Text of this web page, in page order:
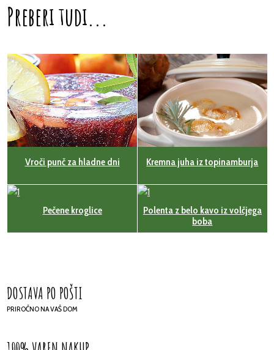
Preberi tudi...
​Vroči punč za hladne dni Kremna juha iz topinamburja
Pečene kroglice
Polenta z belo kavo iz volčjega
boba
DOSTAVA PO POŠTI
PRIROČNO NA VAŠ DOM